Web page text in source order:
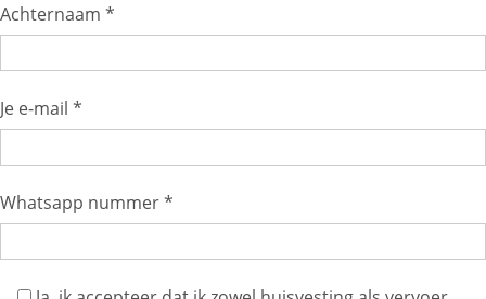
Achternaam *
Je e-mail *
Whatsapp nummer *